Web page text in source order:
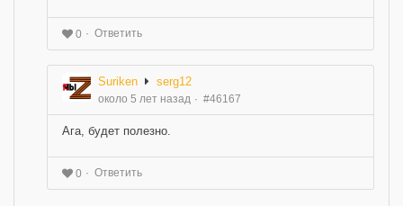
0 Ответить
Suriken serg12
около 5 лет назад #46167
Ага, будет полезно.
0 Ответить